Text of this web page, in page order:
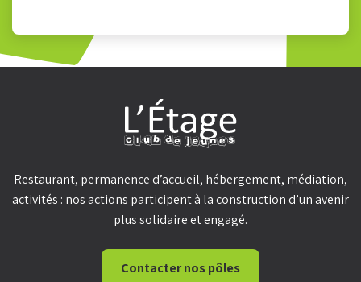
Restaurant, permanence d’accueil, hébergement, médiation,
activités : nos actions participent à la construction d’un avenir
plus solidaire et engagé.
Contacter nos pôles